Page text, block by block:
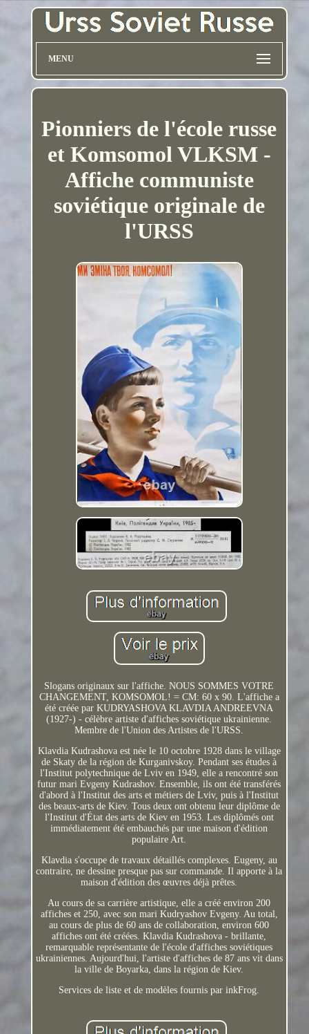
MENU
Pionniers de l'école russe
et Komsomol VLKSM -
Affiche communiste
soviétique originale de
l'URSS
Slogans originaux sur l'affiche. NOUS SOMMES VOTRE
CHANGEMENT, KOMSOMOL! = CM: 60 x 90. L'affiche a
été créée par KUDRYASHOVA KLAVDIA ANDREEVNA
(1927-) - célèbre artiste d'affiches soviétique ukrainienne.
Membre de l'Union des Artistes de l'URSS.
Klavdia Kudrashova est née le 10 octobre 1928 dans le village
de Skaty de la région de Kurganivskoy. Pendant ses études à
l'Institut polytechnique de Lviv en 1949, elle a rencontré son
futur mari Evgeny Kudrashov. Ensemble, ils ont été transférés
d'abord à l'Institut des arts et métiers de Lviv, puis à l'Institut
des beaux-arts de Kiev. Tous deux ont obtenu leur diplôme de
l'Institut d'État des arts de Kiev en 1953. Les diplômés ont
immédiatement été embauchés par une maison d'édition
populaire Art.
Klavdia s'occupe de travaux détaillés complexes. Eugeny, au
contraire, ne dessine presque pas sur commande. Il apporte à la
maison d'édition des œuvres déjà prêtes.
Au cours de sa carrière artistique, elle a créé environ 200
affiches et 250, avec son mari Kudryashov Evgeny. Au total,
au cours de plus de 60 ans de collaboration, environ 600
affiches ont été créées. Klavdia Kudrashova - brillante,
remarquable représentante de l'école d'affiches soviétiques
ukrainiennes. Aujourd'hui, l'artiste d'affiches de 87 ans vit dans
la ville de Boyarka, dans la région de Kiev.
Services de liste et de modèles fournis par inkFrog.